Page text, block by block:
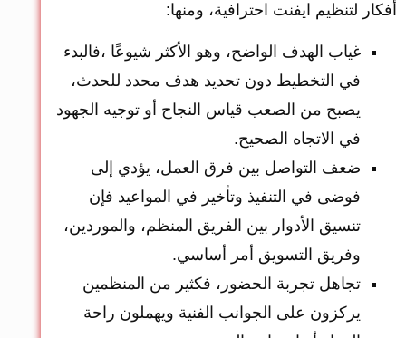
أفكار لتنظيم ايفنت احترافية، ومنها:
غياب الهدف الواضح، وهو الأكثر شيوعًا ،فالبدء
في التخطيط دون تحديد هدف محدد للحدث،
يصبح من الصعب قياس النجاح أو توجيه الجهود
في الاتجاه الصحيح.
ضعف التواصل بين فرق العمل، يؤدي إلى
فوضى في التنفيذ وتأخير في المواعيد فإن
تنسيق الأدوار بين الفريق المنظم، والموردين،
وفريق التسويق أمر أساسي.
تجاهل تجربة الحضور، فكثير من المنظمين
يركزون على الجوانب الفنية ويهملون راحة